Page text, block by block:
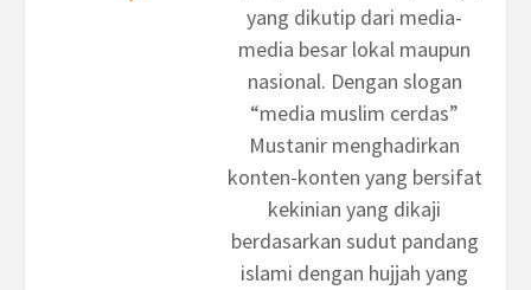
yang dikutip dari media-
media besar lokal maupun
nasional. Dengan slogan
“media muslim cerdas”
Mustanir menghadirkan
konten-konten yang bersifat
kekinian yang dikaji
berdasarkan sudut pandang
islami dengan hujjah yang